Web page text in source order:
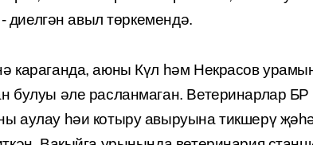
диелгән авыл төркемендә.
караганда, аюны Күл һәм Некрасов
булуы әле расланмаган. Ветеринарлар БР
аулау һәи котыру авыруына тикшерү